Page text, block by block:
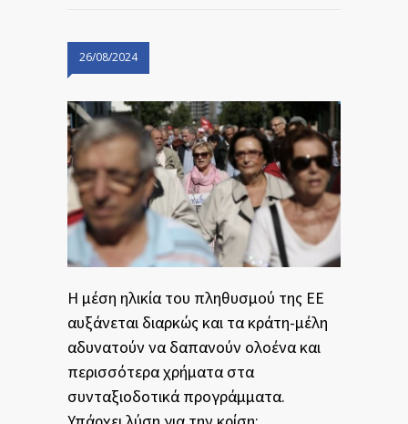
26/08/2024
Η μέση ηλικία του πληθυσμού της ΕΕ
αυξάνεται διαρκώς και τα κράτη-μέλη
αδυνατούν να δαπανούν ολοένα και
περισσότερα χρήματα στα
συνταξιοδοτικά προγράμματα.